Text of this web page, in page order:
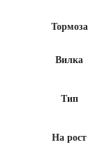
Тормоза
Вилка
Тип
На рост